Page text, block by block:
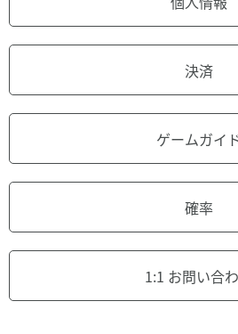
決済
ゲームガイ
確率
1:1 お問い合